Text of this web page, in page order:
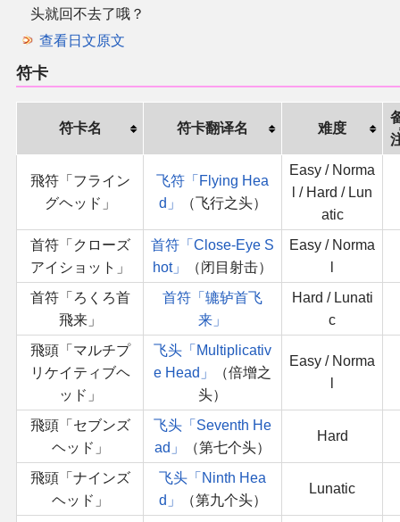
头就回不去了哦？
查看日文原文
符卡
符卡名 符卡翻译名 难度
飛符「フライン
グヘッド」
飞符「Flying Hea
d」
（飞行之头）
Easy / Norma
l / Hard / Lun
atic
首符「クローズ
アイショット」
首符「Close-Eye S
hot」
（闭目射击）
Easy / Norma
首符「ろくろ首
飛来」
首符「辘轳首飞
来」
Hard / Lunati
c
飛頭「マルチプ
リケイティブヘ
ッド」
飞头「Multiplicativ
e Head」
（倍增之
头）
Easy / Norma
飛頭「セブンズ
ヘッド」
飞头「Seventh He
ad」
（第七个头）
Hard
飛頭「ナインズ
ヘッド」
飞头「Ninth Hea
d」
（第九个头）
Lunatic